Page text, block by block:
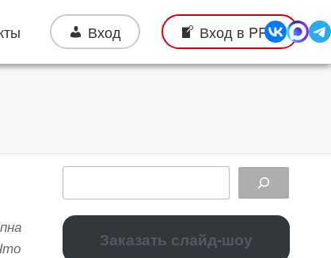
Вход Вход в PRO
Заказать слайд-шоу